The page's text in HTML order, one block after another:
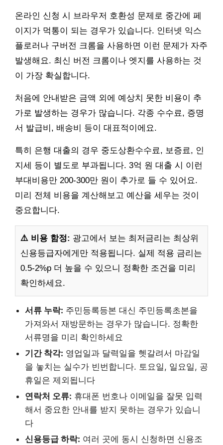
온라인 신청 시 브라우저 호환성 문제로 중간에 페
이지가 먹통이 되는 경우가 있습니다. 인터넷 익스
플로러나 구버전 크롬을 사용하면 이런 문제가 자주
발생해요. 최신 버전 크롬이나 엣지를 사용하는 것
이 가장 확실합니다.
처음에 안내받은 금액 외에 예상치 못한 비용이 추
가로 발생하는 경우가 많습니다. 각종 수수료, 증명
서 발급비, 배송비 등이 대표적이에요.
특히 은행 대출의 경우 중도상환수수료, 보증료, 인
지세 등이 별도로 부과됩니다. 3억 원 대출 시 이런
부대비용만 200-300만 원이 추가로 들 수 있어요.
미리 전체 비용을 계산해보고 예산을 세우는 것이
중요합니다.
⚠️ 비용 함정: 광고에서 보는 최저금리는 최상위
신용등급자에게만 적용됩니다. 실제 적용 금리는
0.5-2%p 더 높을 수 있으니 정확한 조건을 미리
확인하세요.
서류 누락: 주민등록등본 대신 주민등록초본을
가져와서 재방문하는 경우가 많습니다. 정확한
서류명을 미리 확인하세요
기간 착각: 영업일과 달력일을 헷갈려서 마감일
을 놓치는 실수가 빈번합니다. 토요일, 일요일, 공
휴일은 제외됩니다
연락처 오류: 휴대폰 번호나 이메일을 잘못 입력
해서 중요한 안내를 받지 못하는 경우가 있습니
다
신용등급 하락: 여러 곳에 동시 신청하면 신용조